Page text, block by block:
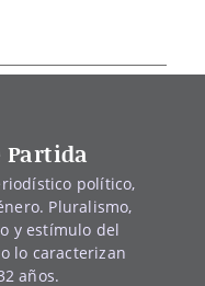
Partida
político,
Pluralismo,
y estímulo del
lo caracterizan
años.